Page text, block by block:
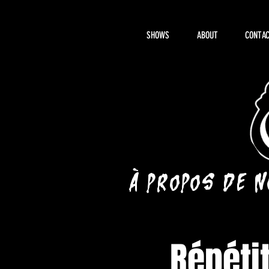
SHOWS ABOUT
À propos de